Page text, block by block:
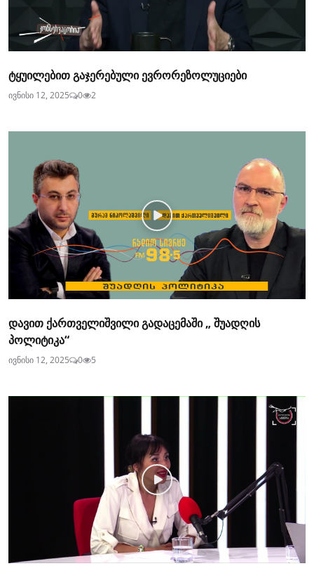
ტყუილებით გაჯერებული ევრორეზოლუციები
ივნისი 12, 2025 0 2
დავით ქართველიშვილი გადაცემაში „ შუადღის
პოლიტიკა“
ივნისი 12, 2025 0 5